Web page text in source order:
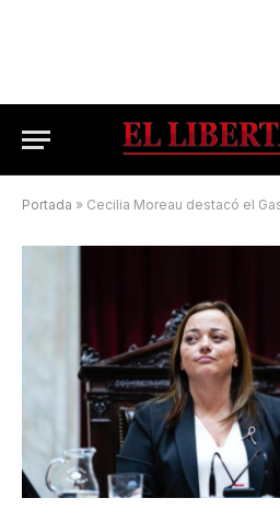
Portada » Cecilia Moreau destacó el Gasoducto Néstor Kirchner: «No se podía